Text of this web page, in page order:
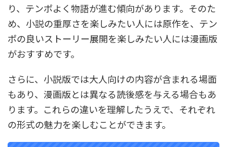
り、テンポよく物語が進む傾向があります。そのた
め、小説の重厚さを楽しみたい人には原作を、テン
ポの良いストーリー展開を楽しみたい人には漫画版
がおすすめです。
さらに、小説版では大人向けの内容が含まれる場面
もあり、漫画版とは異なる読後感を与える場合もあ
ります。これらの違いを理解したうえで、それぞれ
の形式の魅力を楽しむことができます。